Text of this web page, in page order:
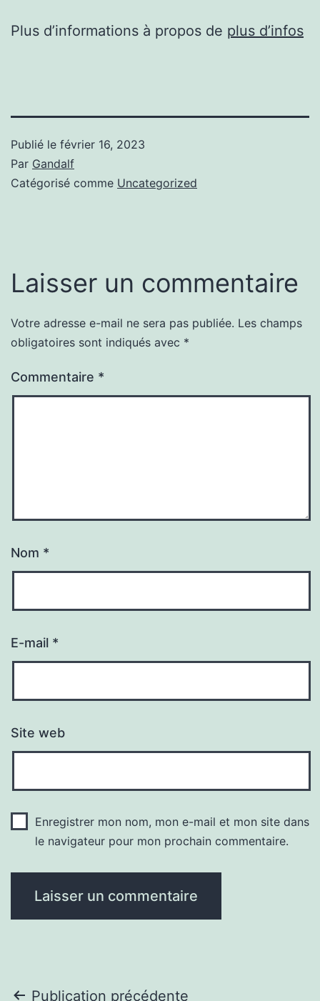
Plus d’informations à propos de plus d’infos
Publié le février 16, 2023
Par Gandalf
Catégorisé comme Uncategorized
Laisser un commentaire
Votre adresse e-mail ne sera pas publiée. Les champs
obligatoires sont indiqués avec *
Commentaire *
Nom *
E-mail *
Site web
Enregistrer mon nom, mon e-mail et mon site dans
le navigateur pour mon prochain commentaire.
Publication précédente